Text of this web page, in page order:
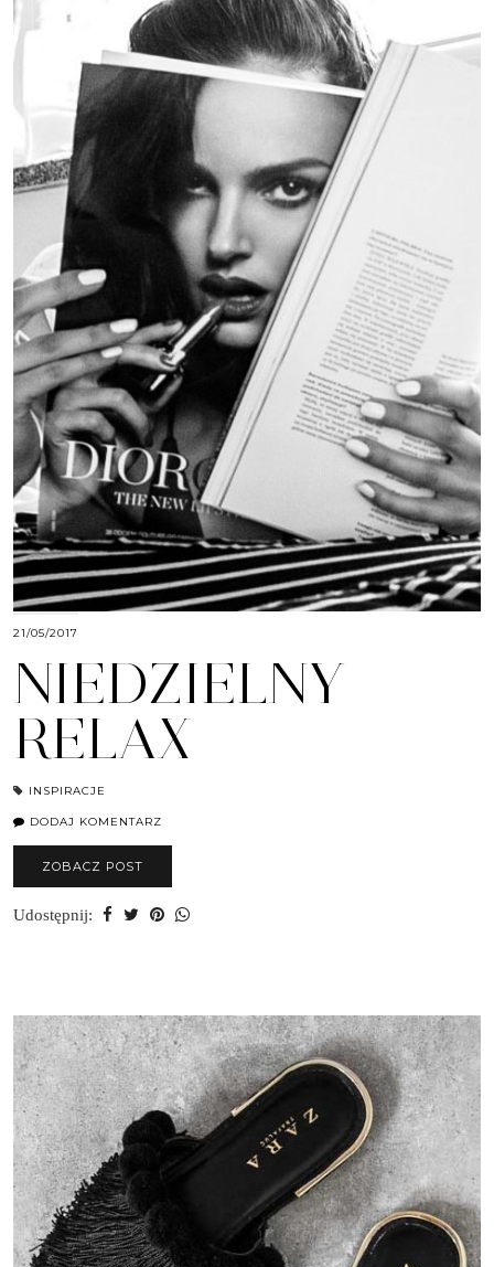
21/05/2017
NIEDZIELNY
RELAX
INSPIRACJE
DODAJ KOMENTARZ
ZOBACZ POST
Udostępnij: